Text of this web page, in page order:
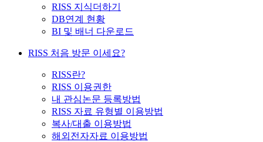
RISS 지식더하기
DB연계 현황
BI 및 배너 다운로드
RISS 처음 방문 이세요?
RISS란?
RISS 이용권한
내 관심논문 등록방법
RISS 자료 유형별 이용방법
복사/대출 이용방법
해외전자자료 이용방법